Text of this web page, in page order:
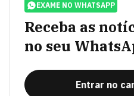
EXAME NO WHATSAPP
Receba as
no seu
Entrar no